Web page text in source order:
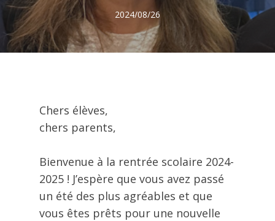
2024/08/26
Chers élèves,
chers parents,
Bienvenue à la rentrée scolaire 2024-
2025 ! J’espère que vous avez passé
un été des plus agréables et que
vous êtes prêts pour une nouvelle